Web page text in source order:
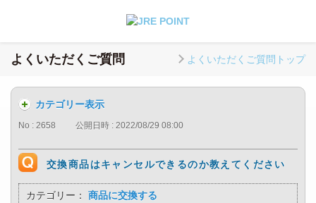
よくいただくご質問 よくいただくご質問トップ
カテゴリー表示
No : 2658 公開日時 : 2022/08/29 08:00
交換商品はキャンセルできるのか教えてください
カテゴリー： 商品に交換する